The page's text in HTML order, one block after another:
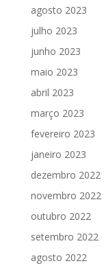
agosto 2023
julho 2023
junho 2023
maio 2023
abril 2023
março 2023
fevereiro 2023
janeiro 2023
dezembro 2022
novembro 2022
outubro 2022
setembro 2022
agosto 2022